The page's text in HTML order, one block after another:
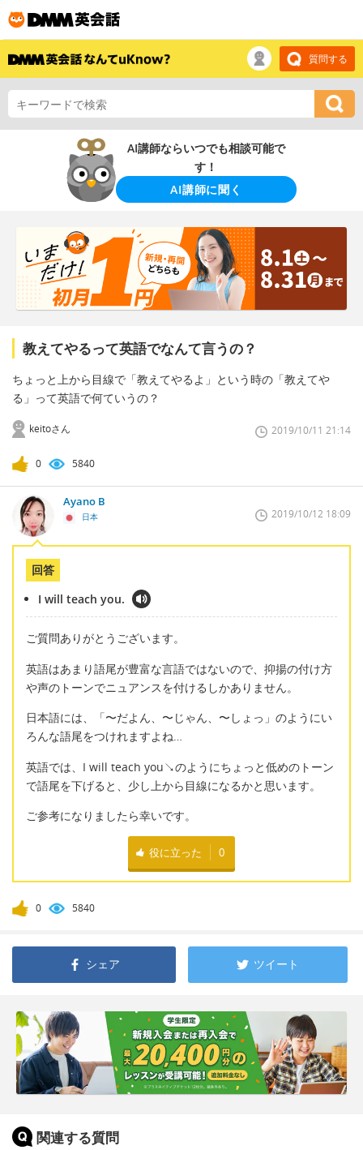
質問する
AI講師ならいつでも相談可能で
す！
AI講師に聞く
教えてやるって英語でなんて言うの？
ちょっと上から目線で「教えてやるよ」という時の「教えてや
る」って英語で何ていうの？
keitoさん 2019/10/11 21:14
0 5840
Ayano B
日本 2019/10/12 18:09
回答
I will teach you.
ご質問ありがとうございます。
英語はあまり語尾が豊富な言語ではないので、抑揚の付け方
や声のトーンでニュアンスを付けるしかありません。
日本語には、「〜だよん、〜じゃん、〜しょっ」のようにい
ろんな語尾をつけれますよね…
英語では、I will teach you↘のようにちょっと低めのトーン
で語尾を下げると、少し上から目線になるかと思います。
ご参考になりましたら幸いです。
役に立った 0
0 5840
シェア ツイート
関連する質問